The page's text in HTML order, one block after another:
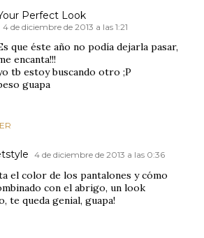
Perfect Look
4 de diciembre de 2013 a las 1:21
que éste año no podía dejarla pasar,
encanta!!!
tb estoy buscando otro ;P
guapa
4 de diciembre de 2013 a las 0:36
el color de los pantalones y cómo
con el abrigo, un look
te queda genial, guapa!